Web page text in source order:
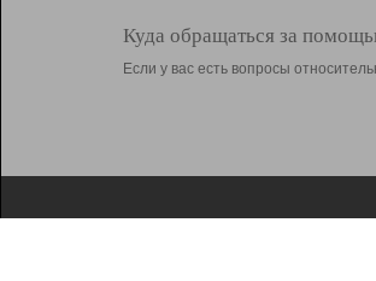
Куда обращаться за
Если у вас есть вопросы